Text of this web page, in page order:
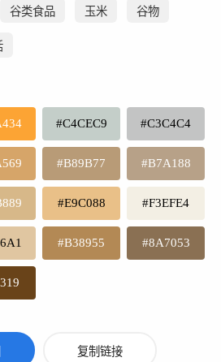
谷类食品 玉米 谷物
#C4CEC9 #C3C4C4
#B89B77 #B7A188
#E9C088 #F3EFE4
#B38955 #8A7053
复制链接